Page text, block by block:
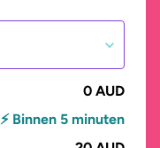
0 AUD
⚡ Binnen 5 minuten